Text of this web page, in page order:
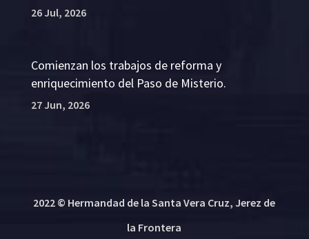
26 Jul, 2026
Comienzan los trabajos de reforma y
enriquecimiento del Paso de Misterio.
27 Jun, 2026
2022 © Hermandad de la Santa Vera Cruz, Jerez de
la Frontera